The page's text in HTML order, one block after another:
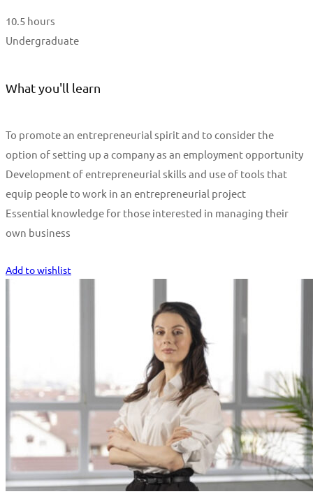
10.5 hours
Undergraduate
What you'll learn
To promote an entrepreneurial spirit and to consider the
option of setting up a company as an employment opportunity
Development of entrepreneurial skills and use of tools that
equip people to work in an entrepreneurial project
Essential knowledge for those interested in managing their
own business
Add to wishlist